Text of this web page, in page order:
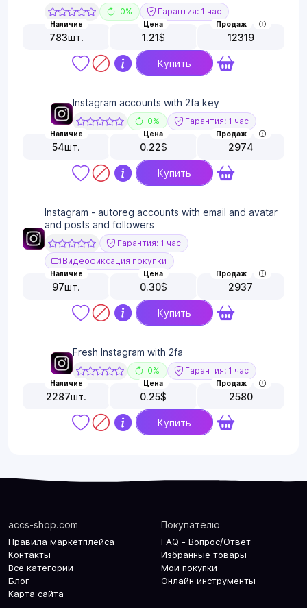
0% Гарантия: 1 час
Наличие
783шт.
Цена
1.21$
Продаж
12319
Купить
Instagram accounts with 2fa key
0% Гарантия: 1 час
Наличие
54шт.
Цена
0.22$
Продаж
2974
Купить
Instagram - autoreg accounts with email and avatar
and posts and followers
Гарантия: 1 час
Видеофиксация покупки
Наличие
97шт.
Цена
0.30$
Продаж
2937
Купить
Fresh Instagram with 2fa
0% Гарантия: 1 час
Наличие
2287шт.
Цена
0.25$
Продаж
2580
Купить
accs-shop.com
Правила маркетплейса
Контакты
Все категории
Блог
Карта сайта
Покупателю
FAQ - Вопрос/Ответ
Избранные товары
Мои покупки
Онлайн инструменты